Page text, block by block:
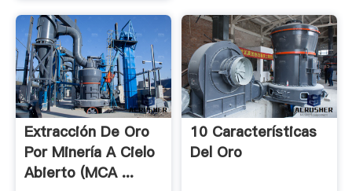
Extracción De Oro
Por Minería A Cielo
Abierto (MCA ...
10 Características
Del Oro